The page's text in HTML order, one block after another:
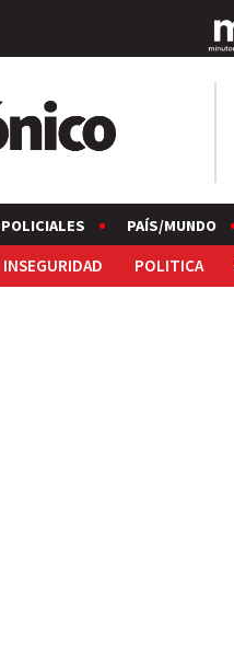
POLICIALES PAÍS/MUNDO
INSEGURIDAD POLITICA